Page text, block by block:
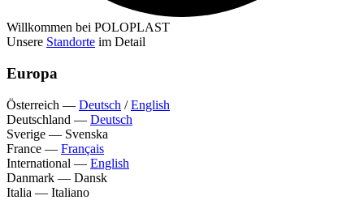
Willkommen bei POLOPLAST
Unsere Standorte im Detail
Europa
Österreich — Deutsch /English
Deutschland — Deutsch
Sverige — Svenska
France — Français
International — English
Danmark — Dansk
Italia — Italiano